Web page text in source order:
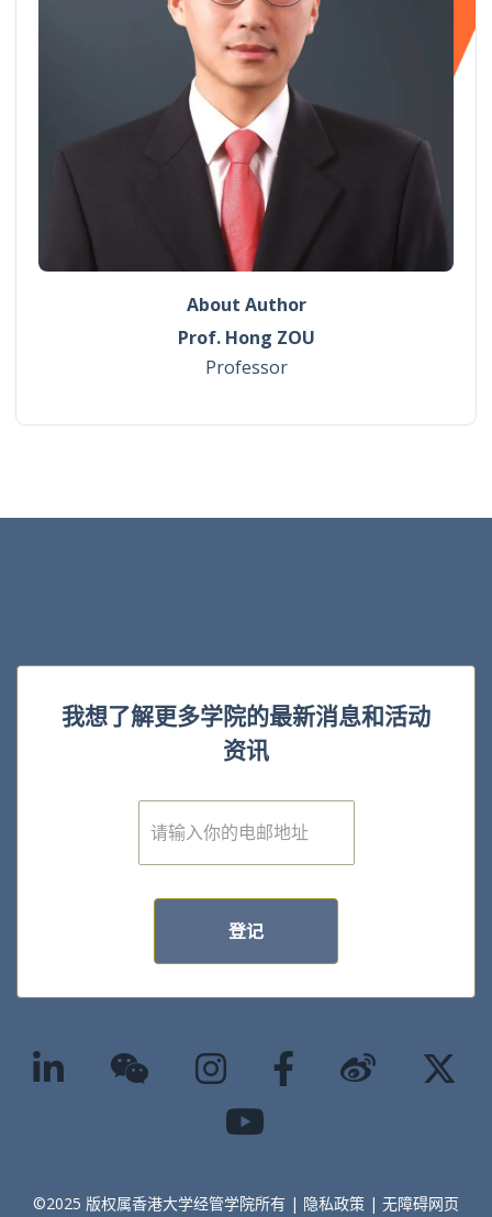
About Author
Prof. Hong ZOU
Professor
我想了解更多学院的最新消息和活动
资讯
E
m
登记
©2025 版权属香港大学经管学院所有 | 隐私政策 | 无障碍网页